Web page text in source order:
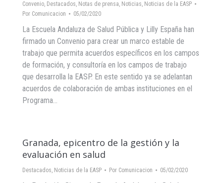
Convenio, Destacados, Notas de prensa, Noticias, Noticias de la EASP
Por Comunicacion 05/02/2020
La Escuela Andaluza de Salud Pública y Lilly España han
firmado un Convenio para crear un marco estable de
trabajo que permita acuerdos específicos en los campos
de formación, y consultoría en los campos de trabajo
que desarrolla la EASP. En este sentido ya se adelantan
acuerdos de colaboración de ambas instituciones en el
Programa…
Granada, epicentro de la gestión y la
evaluación en salud
Destacados, Noticias de la EASP Por Comunicacion 05/02/2020